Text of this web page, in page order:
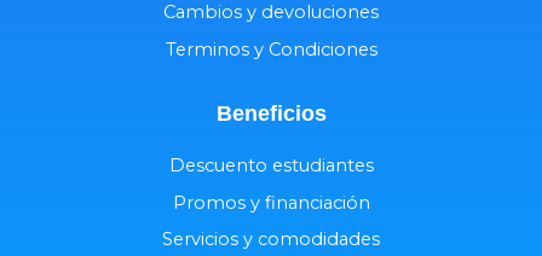
Cambios y devoluciones
Terminos y Condiciones
Beneficios
Descuento estudiantes
Promos y financiación
Servicios y comodidades